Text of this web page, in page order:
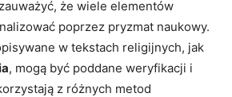
że wiele⁣ elementów
‌poprzez pryzmat ⁢naukowy.
w tekstach religijnych,⁤ jak
, mogą być⁣ poddane weryfikacji i
z‍ różnych metod